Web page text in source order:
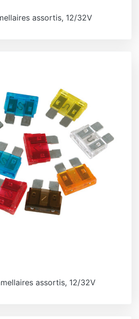
assortis, 12/32V
assortis, 12/32V